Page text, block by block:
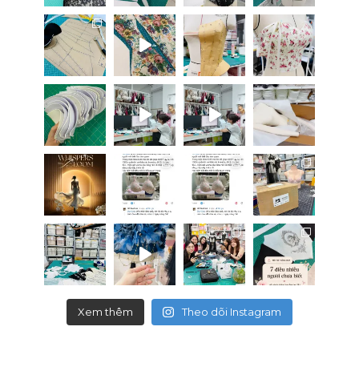
Xem thêm Theo dõi Instagram